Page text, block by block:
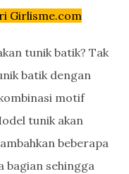
Girlisme.com
tunik batik? Tak
batik dengan
motif
tunik akan
beberapa
bagian sehingga